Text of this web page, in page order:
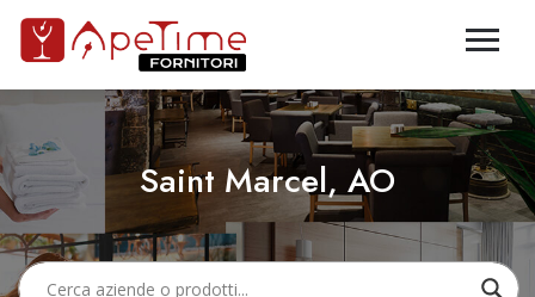
Saint Marcel, AO